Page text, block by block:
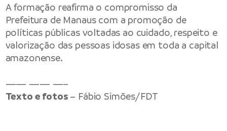
A formação reafirma o compromisso da
Prefeitura de Manaus com a promoção de
políticas públicas voltadas ao cuidado, respeito e
valorização das pessoas idosas em toda a capital
amazonense.
—— —— —–
Texto e fotos – Fábio Simões/FDT